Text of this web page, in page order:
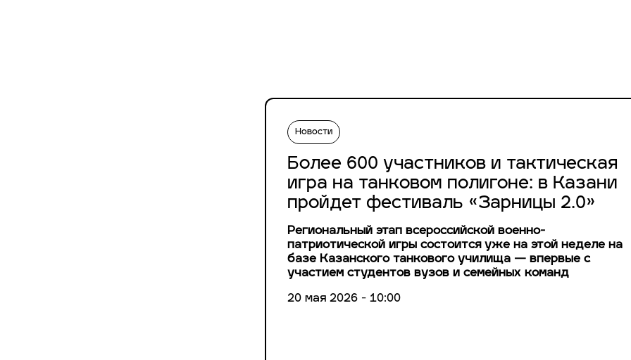
Новости
Более 600 участников и тактическая
игра на танковом полигоне: в Казани
пройдет фестиваль «Зарницы 2.0»
Региональный этап всероссийской военно-
патриотической игры состоится уже на этой неделе на
базе Казанского танкового училища — впервые с
участием студентов вузов и семейных команд
20 мая 2026 - 10:00